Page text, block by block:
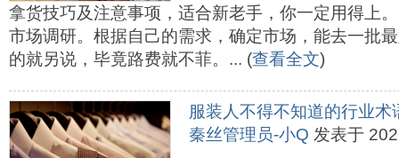
拿货技巧及注意事项，适合新老手，你一定用得上
市场调研。根据自己的需求，确定市场，能去一批
的就另说，毕竟路费就不菲。... (查看全文)
服装人不得不知道的行业术
秦丝管理员-小Q 发表于